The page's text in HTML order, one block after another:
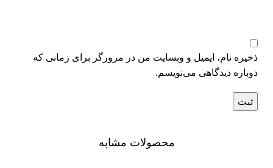
ذخیره نام، ایمیل و وبسایت من در مرورگر برای زمانی که
دوباره دیدگاهی می‌نویسم.
محصولات مشابه